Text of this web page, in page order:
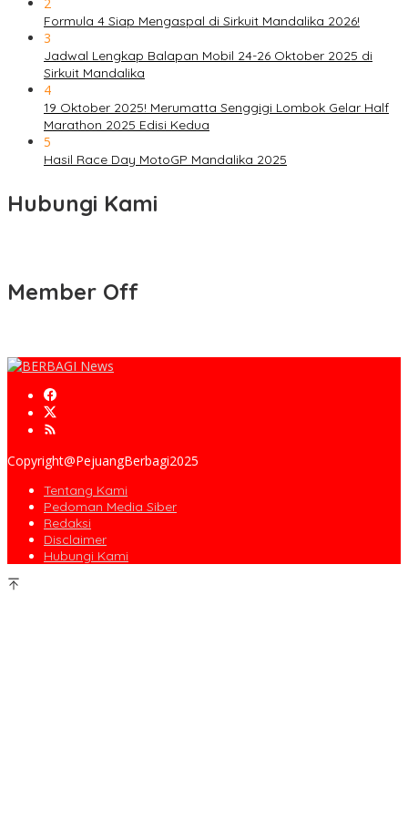
Formula 4 Siap Mengaspal di Sirkuit Mandalika 2026!
3
Jadwal Lengkap Balapan Mobil 24-26 Oktober 2025 di
Sirkuit Mandalika
4
19 Oktober 2025! Merumatta Senggigi Lombok Gelar Half
Marathon 2025 Edisi Kedua
5
Hasil Race Day MotoGP Mandalika 2025
Hubungi Kami
Member Off
Copyright@PejuangBerbagi2025
Tentang Kami
Pedoman Media Siber
Redaksi
Disclaimer
Hubungi Kami